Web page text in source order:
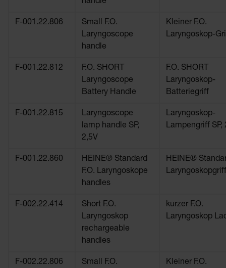
F-001.22.806
Small F.O.
Laryngoscope
handle
Kleiner F.O.
Laryngoskop-
F-001.22.812
F.O. SHORT
Laryngoscope
Battery Handle
F.O. SHORT
Laryngoskop-
Batteriegriff
F-001.22.815
Laryngoscope
lamp handle SP,
2,5V
Laryngoskop-
Lampengriff SP,
F-001.22.860
HEINE® Standard
F.O. Laryngoskope
handles
HEINE®
Laryngoskopgriff
F-002.22.414
Short F.O.
Laryngoskop
rechargeable
handles
kurzer F.O.
Laryngoskop
F-002.22.806
Small F.O.
Kleiner F.O.